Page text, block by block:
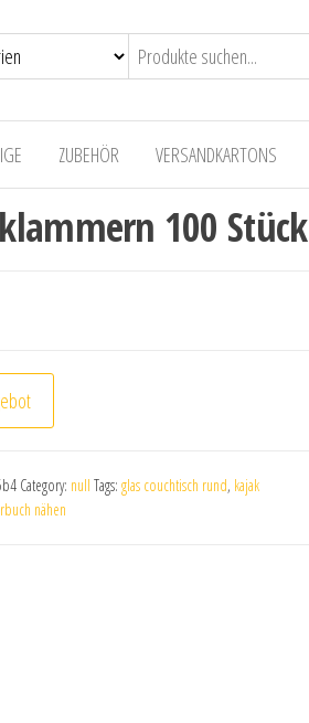
ZUBEHÖR VERSANDKARTONS
100 Stück
Category: null Tags: glas couchtisch rund, kajak
nähen